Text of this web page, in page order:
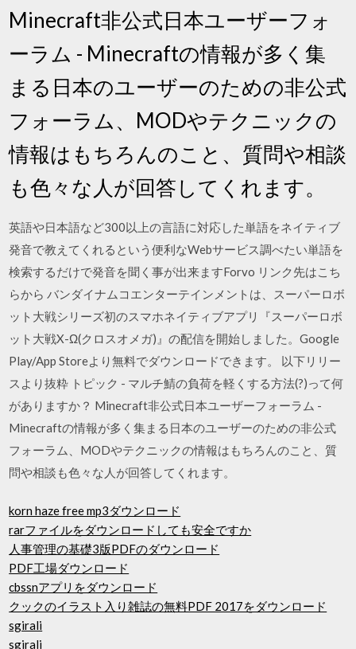
Minecraft非公式日本ユーザーフォ
ーラム - Minecraftの情報が多く集
まる日本のユーザーのための非公式
フォーラム、MODやテクニックの
情報はもちろんのこと、質問や相談
も色々な人が回答してくれます。
英語や日本語など300以上の言語に対応した単語をネイティブ
発音で教えてくれるという便利なWebサービス調べたい単語を
検索するだけで発音を聞く事が出来ますForvo リンク先はこち
らから バンダイナムコエンターテインメントは、スーパーロボ
ット大戦シリーズ初のスマホネイティブアプリ『スーパーロボ
ット大戦X-Ω(クロスオメガ)』の配信を開始しました。Google
Play/App Storeより無料でダウンロードできます。 以下リリー
スより抜粋 トピック - マルチ鯖の負荷を軽くする方法(?)って何
がありますか？ Minecraft非公式日本ユーザーフォーラム -
Minecraftの情報が多く集まる日本のユーザーのための非公式
フォーラム、MODやテクニックの情報はもちろんのこと、質
問や相談も色々な人が回答してくれます。
korn haze free mp3ダウンロード
rarファイルをダウンロードしても安全ですか
人事管理の基礎3版PDFのダウンロード
PDF工場ダウンロード
cbssnアプリをダウンロード
クックのイラスト入り雑誌の無料PDF 2017をダウンロード
sgirali
sgirali